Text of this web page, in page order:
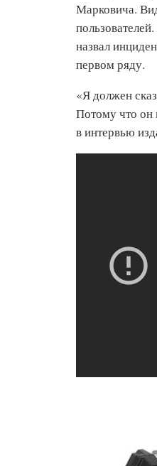
Марковича.
назвал
первом ряду.
«Я должен
Потому что он
в интервью